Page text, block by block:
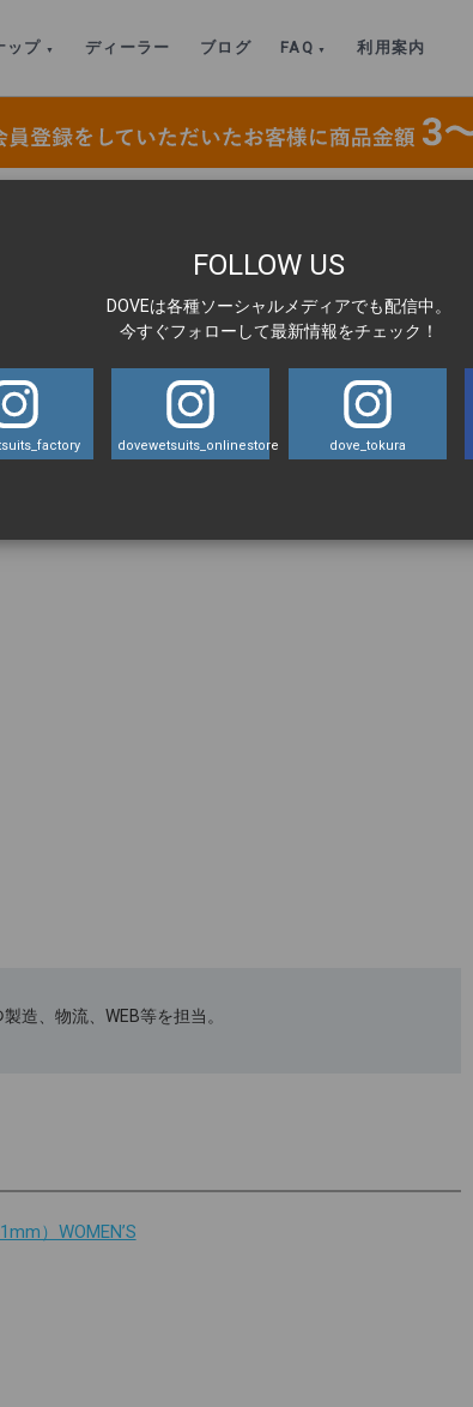
ップ ディーラー ブログ FAQ 利用案内
ングス｜BTN（1mm）WOMEN’S
造、物流、WEB等を担当。
）WOMEN’S
FOLLOW US
DOVEは各種ソーシャルメディアでも配信中。
今すぐフォローして最新情報をチェック！
dovewetsuits_onlinestore dove_tokura